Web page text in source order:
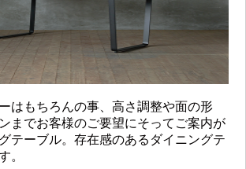
はもちろんの事、高さ調整や面の形
までお客様のご要望にそってご案内が
テーブル。存在感のあるダイニングテ
。